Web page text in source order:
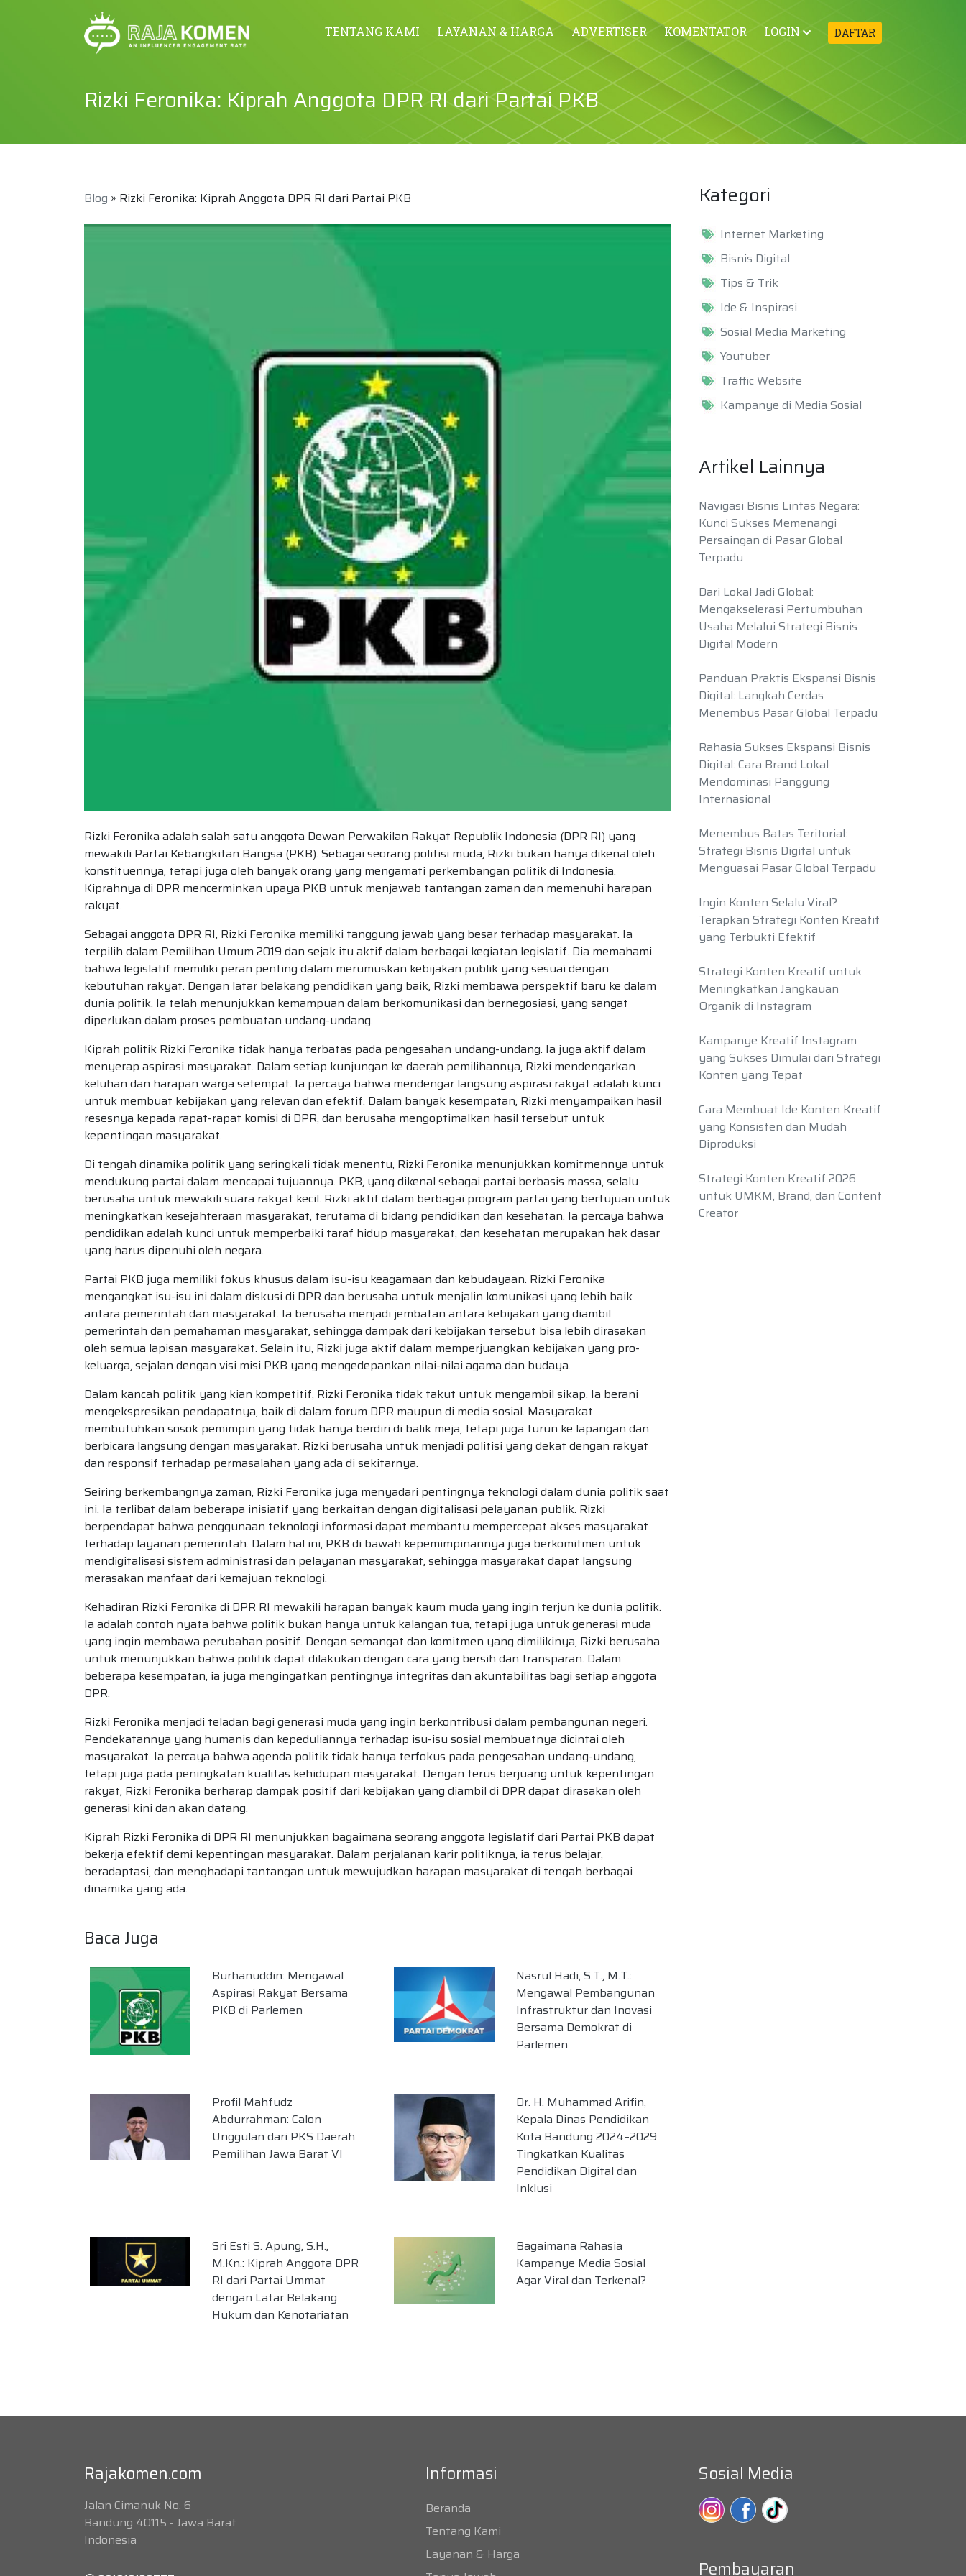
TENTANG KAMI LAYANAN & HARGA ADVERTISER KOMENTATOR LOGIN DAFTAR
Rizki Feronika: Kiprah Anggota DPR RI dari Partai PKB
Blog » Rizki Feronika: Kiprah Anggota DPR RI dari Partai PKB
Rizki Feronika adalah salah satu anggota Dewan Perwakilan Rakyat Republik Indonesia (DPR RI) yang
mewakili Partai Kebangkitan Bangsa (PKB). Sebagai seorang politisi muda, Rizki bukan hanya dikenal oleh
konstituennya, tetapi juga oleh banyak orang yang mengamati perkembangan politik di Indonesia.
Kiprahnya di DPR mencerminkan upaya PKB untuk menjawab tantangan zaman dan memenuhi harapan
rakyat.
Sebagai anggota DPR RI, Rizki Feronika memiliki tanggung jawab yang besar terhadap masyarakat. Ia
terpilih dalam Pemilihan Umum 2019 dan sejak itu aktif dalam berbagai kegiatan legislatif. Dia memahami
bahwa legislatif memiliki peran penting dalam merumuskan kebijakan publik yang sesuai dengan
kebutuhan rakyat. Dengan latar belakang pendidikan yang baik, Rizki membawa perspektif baru ke dalam
dunia politik. Ia telah menunjukkan kemampuan dalam berkomunikasi dan bernegosiasi, yang sangat
diperlukan dalam proses pembuatan undang-undang.
Kiprah politik Rizki Feronika tidak hanya terbatas pada pengesahan undang-undang. Ia juga aktif dalam
menyerap aspirasi masyarakat. Dalam setiap kunjungan ke daerah pemilihannya, Rizki mendengarkan
keluhan dan harapan warga setempat. Ia percaya bahwa mendengar langsung aspirasi rakyat adalah kunci
untuk membuat kebijakan yang relevan dan efektif. Dalam banyak kesempatan, Rizki menyampaikan hasil
resesnya kepada rapat-rapat komisi di DPR, dan berusaha mengoptimalkan hasil tersebut untuk
kepentingan masyarakat.
Di tengah dinamika politik yang seringkali tidak menentu, Rizki Feronika menunjukkan komitmennya untuk
mendukung partai dalam mencapai tujuannya. PKB, yang dikenal sebagai partai berbasis massa, selalu
berusaha untuk mewakili suara rakyat kecil. Rizki aktif dalam berbagai program partai yang bertujuan untuk
meningkatkan kesejahteraan masyarakat, terutama di bidang pendidikan dan kesehatan. Ia percaya bahwa
pendidikan adalah kunci untuk memperbaiki taraf hidup masyarakat, dan kesehatan merupakan hak dasar
yang harus dipenuhi oleh negara.
Partai PKB juga memiliki fokus khusus dalam isu-isu keagamaan dan kebudayaan. Rizki Feronika
mengangkat isu-isu ini dalam diskusi di DPR dan berusaha untuk menjalin komunikasi yang lebih baik
antara pemerintah dan masyarakat. Ia berusaha menjadi jembatan antara kebijakan yang diambil
pemerintah dan pemahaman masyarakat, sehingga dampak dari kebijakan tersebut bisa lebih dirasakan
oleh semua lapisan masyarakat. Selain itu, Rizki juga aktif dalam memperjuangkan kebijakan yang pro-
keluarga, sejalan dengan visi misi PKB yang mengedepankan nilai-nilai agama dan budaya.
Dalam kancah politik yang kian kompetitif, Rizki Feronika tidak takut untuk mengambil sikap. Ia berani
mengekspresikan pendapatnya, baik di dalam forum DPR maupun di media sosial. Masyarakat
membutuhkan sosok pemimpin yang tidak hanya berdiri di balik meja, tetapi juga turun ke lapangan dan
berbicara langsung dengan masyarakat. Rizki berusaha untuk menjadi politisi yang dekat dengan rakyat
dan responsif terhadap permasalahan yang ada di sekitarnya.
Seiring berkembangnya zaman, Rizki Feronika juga menyadari pentingnya teknologi dalam dunia politik saat
ini. Ia terlibat dalam beberapa inisiatif yang berkaitan dengan digitalisasi pelayanan publik. Rizki
berpendapat bahwa penggunaan teknologi informasi dapat membantu mempercepat akses masyarakat
terhadap layanan pemerintah. Dalam hal ini, PKB di bawah kepemimpinannya juga berkomitmen untuk
mendigitalisasi sistem administrasi dan pelayanan masyarakat, sehingga masyarakat dapat langsung
merasakan manfaat dari kemajuan teknologi.
Kehadiran Rizki Feronika di DPR RI mewakili harapan banyak kaum muda yang ingin terjun ke dunia politik.
Ia adalah contoh nyata bahwa politik bukan hanya untuk kalangan tua, tetapi juga untuk generasi muda
yang ingin membawa perubahan positif. Dengan semangat dan komitmen yang dimilikinya, Rizki berusaha
untuk menunjukkan bahwa politik dapat dilakukan dengan cara yang bersih dan transparan. Dalam
beberapa kesempatan, ia juga mengingatkan pentingnya integritas dan akuntabilitas bagi setiap anggota
DPR.
Rizki Feronika menjadi teladan bagi generasi muda yang ingin berkontribusi dalam pembangunan negeri.
Pendekatannya yang humanis dan kepeduliannya terhadap isu-isu sosial membuatnya dicintai oleh
masyarakat. Ia percaya bahwa agenda politik tidak hanya terfokus pada pengesahan undang-undang,
tetapi juga pada peningkatan kualitas kehidupan masyarakat. Dengan terus berjuang untuk kepentingan
rakyat, Rizki Feronika berharap dampak positif dari kebijakan yang diambil di DPR dapat dirasakan oleh
generasi kini dan akan datang.
Kiprah Rizki Feronika di DPR RI menunjukkan bagaimana seorang anggota legislatif dari Partai PKB dapat
bekerja efektif demi kepentingan masyarakat. Dalam perjalanan karir politiknya, ia terus belajar,
beradaptasi, dan menghadapi tantangan untuk mewujudkan harapan masyarakat di tengah berbagai
dinamika yang ada.
Baca Juga
Burhanuddin: Mengawal
Aspirasi Rakyat Bersama
PKB di Parlemen
Nasrul Hadi, S.T., M.T.:
Mengawal Pembangunan
Infrastruktur dan Inovasi
Bersama Demokrat di
Parlemen
Profil Mahfudz
Abdurrahman: Calon
Unggulan dari PKS Daerah
Pemilihan Jawa Barat VI
Dr. H. Muhammad Arifin,
Kepala Dinas Pendidikan
Kota Bandung 2024–2029
Tingkatkan Kualitas
Pendidikan Digital dan
Inklusi
Sri Esti S. Apung, S.H.,
M.Kn.: Kiprah Anggota DPR
RI dari Partai Ummat
dengan Latar Belakang
Hukum dan Kenotariatan
Bagaimana Rahasia
Kampanye Media Sosial
Agar Viral dan Terkenal?
Kategori
Internet Marketing
Bisnis Digital
Tips & Trik
Ide & Inspirasi
Sosial Media Marketing
Youtuber
Traffic Website
Kampanye di Media Sosial
Artikel Lainnya
Navigasi Bisnis Lintas Negara:
Kunci Sukses Memenangi
Persaingan di Pasar Global
Terpadu
Dari Lokal Jadi Global:
Mengakselerasi Pertumbuhan
Usaha Melalui Strategi Bisnis
Digital Modern
Panduan Praktis Ekspansi Bisnis
Digital: Langkah Cerdas
Menembus Pasar Global Terpadu
Rahasia Sukses Ekspansi Bisnis
Digital: Cara Brand Lokal
Mendominasi Panggung
Internasional
Menembus Batas Teritorial:
Strategi Bisnis Digital untuk
Menguasai Pasar Global Terpadu
Ingin Konten Selalu Viral?
Terapkan Strategi Konten Kreatif
yang Terbukti Efektif
Strategi Konten Kreatif untuk
Meningkatkan Jangkauan
Organik di Instagram
Kampanye Kreatif Instagram
yang Sukses Dimulai dari Strategi
Konten yang Tepat
Cara Membuat Ide Konten Kreatif
yang Konsisten dan Mudah
Diproduksi
Strategi Konten Kreatif 2026
untuk UMKM, Brand, dan Content
Creator
Rajakomen.com
Jalan Cimanuk No. 6
Bandung 40115 - Jawa Barat
Indonesia
Informasi
Beranda
Tentang Kami
Layanan & Harga
Sosial Media
Pembayaran